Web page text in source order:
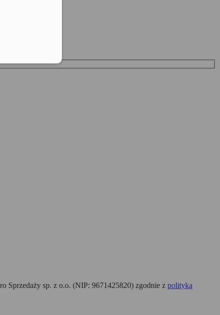
Sprzedaży sp. z o.o. (NIP: 9671425820) zgodnie z polityką